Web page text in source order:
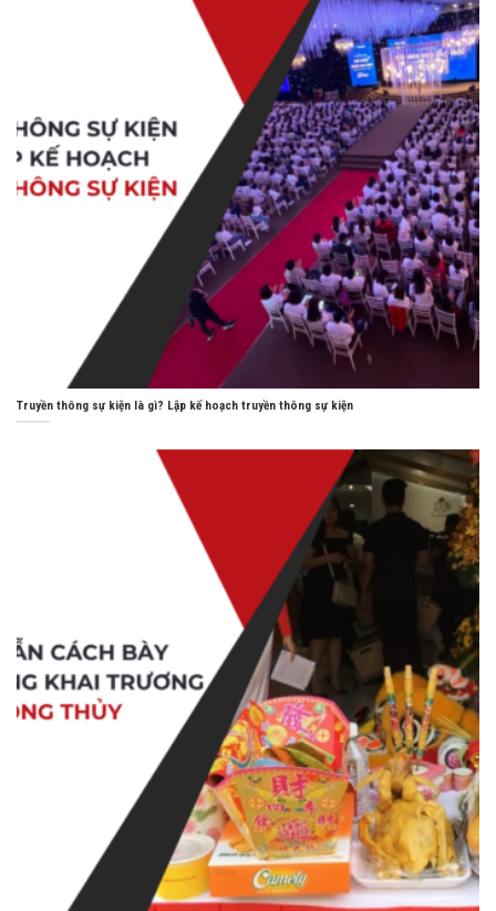
Truyền thông sự kiện là gì? Lập kế hoạch truyền thông sự kiện